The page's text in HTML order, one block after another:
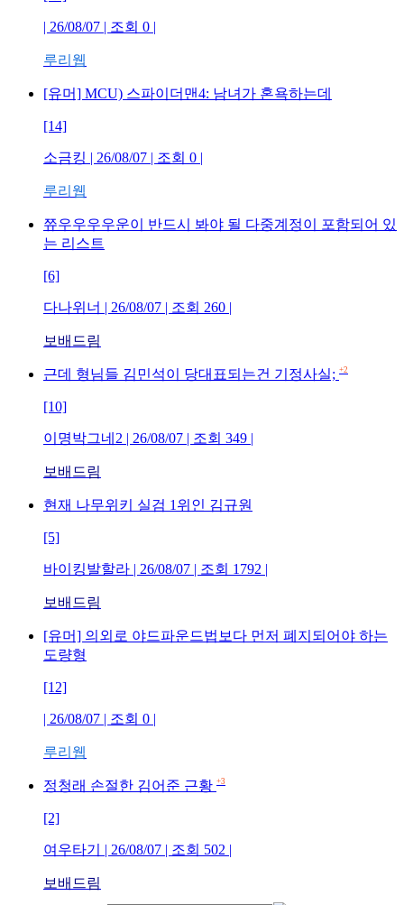
| 26/08/07 | 조회 0 |
루리웹
[유머] MCU) 스파이더맨4: 남녀가 혼욕하는데
[14]
소금킹 | 26/08/07 | 조회 0 |
루리웹
쮸우우우우운이 반드시 봐야 될 다중계정이 포함되어 있
는 리스트
[6]
다나위너 | 26/08/07 | 조회 260 |
보배드림
근데 형님들 김민석이 당대표되는건 기정사실; +2
[10]
이명박그네2 | 26/08/07 | 조회 349 |
보배드림
현재 나무위키 실검 1위인 김규원
[5]
바이킹발할라 | 26/08/07 | 조회 1792 |
보배드림
[유머] 의외로 야드파운드법보다 먼저 폐지되어야 하는
도량형
[12]
| 26/08/07 | 조회 0 |
루리웹
정청래 손절한 김어준 근황 +3
[2]
여우타기 | 26/08/07 | 조회 502 |
보배드림